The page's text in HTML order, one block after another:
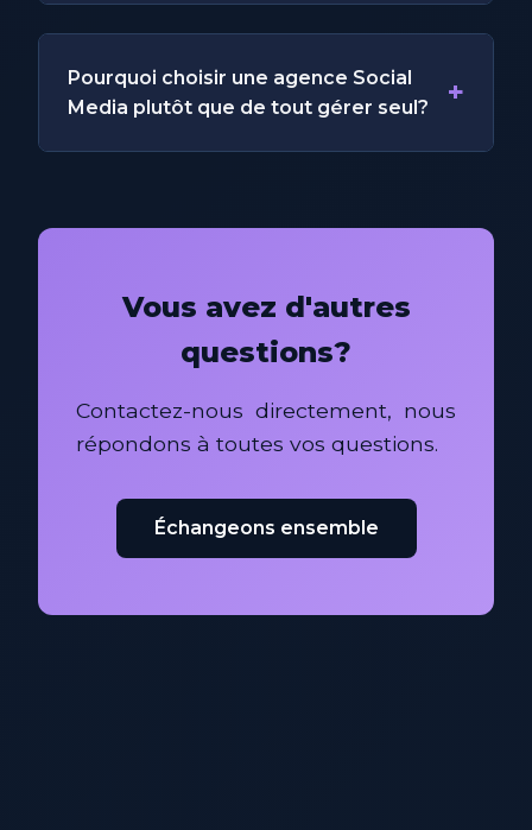
Pourquoi choisir une agence Social
Media plutôt que de tout gérer seul?
+
Vous avez d'autres
questions?
Contactez-nous directement, nous
répondons à toutes vos questions.
Échangeons ensemble